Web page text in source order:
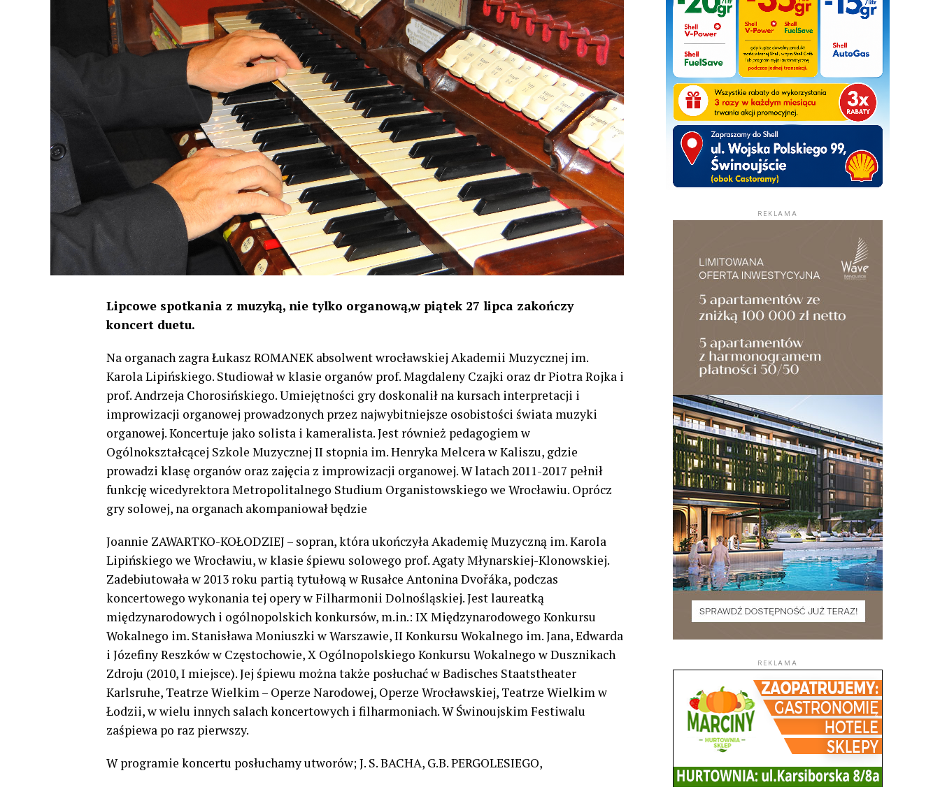
Lipcowe spotkania z muzyką, nie tylko organową,w piątek 27 lipca zakończy
koncert duetu.
Na organach zagra Łukasz ROMANEK absolwent wrocławskiej Akademii Muzycznej im.
Karola Lipińskiego. Studiował w klasie organów prof. Magdaleny Czajki oraz dr Piotra Rojka i
prof. Andrzeja Chorosińskiego. Umiejętności gry doskonalił na kursach interpretacji i
improwizacji organowej prowadzonych przez najwybitniejsze osobistości świata muzyki
organowej. Koncertuje jako solista i kameralista. Jest również pedagogiem w
Ogólnokształcącej Szkole Muzycznej II stopnia im. Henryka Melcera w Kaliszu, gdzie
prowadzi klasę organów oraz zajęcia z improwizacji organowej. W latach 2011-2017 pełnił
funkcję wicedyrektora Metropolitalnego Studium Organistowskiego we Wrocławiu. Oprócz
gry solowej, na organach akompaniował będzie
Joannie ZAWARTKO-KOŁODZIEJ – sopran, która ukończyła Akademię Muzyczną im. Karola
Lipińskiego we Wrocławiu, w klasie śpiewu solowego prof. Agaty Młynarskiej-Klonowskiej.
Zadebiutowała w 2013 roku partią tytułową w Rusałce Antonina Dvořáka, podczas
koncertowego wykonania tej opery w Filharmonii Dolnośląskiej. Jest laureatką
międzynarodowych i ogólnopolskich konkursów, m.in.: IX Międzynarodowego Konkursu
Wokalnego im. Stanisława Moniuszki w Warszawie, II Konkursu Wokalnego im. Jana, Edwarda
i Józefiny Reszków w Częstochowie, X Ogólnopolskiego Konkursu Wokalnego w Dusznikach
Zdroju (2010, I miejsce). Jej śpiewu można także posłuchać w Badisches Staatstheater
Karlsruhe, Teatrze Wielkim – Operze Narodowej, Operze Wrocławskiej, Teatrze Wielkim w
Łodzii, w wielu innych salach koncertowych i filharmoniach. W Świnoujskim Festiwalu
zaśpiewa po raz pierwszy.
W programie koncertu posłuchamy utworów; J. S. BACHA, G.B. PERGOLESIEGO,
REKLAMA
REKLAMA